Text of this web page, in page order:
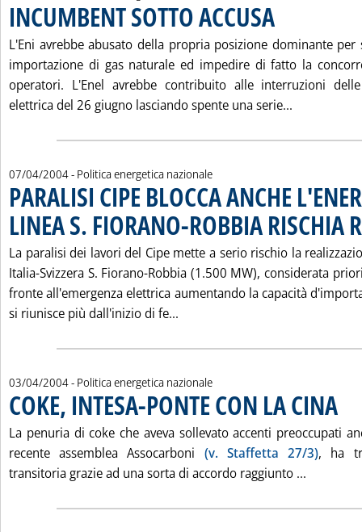
INCUMBENT SOTTO ACCUSA
L'Eni avrebbe abusato della propria posizione dominante per
importazione di gas naturale ed impedire di fatto la
operatori. L'Enel avrebbe contribuito alle interruzioni
elettrica del 26 giugno lasciando spente una serie...
07/04/2004- Politica energetica nazionale
PARALISI CIPE BLOCCA ANCHE
LINEA S. FIORANO-ROBBIA RISCHIA
La paralisi dei lavori del Cipe mette a serio rischio la
Italia-Svizzera S. Fiorano-Robbia (1.500 MW), considerata
fronte all'emergenza elettrica aumentando la capacità
si riunisce più dall'inizio di fe...
03/04/2004- Politica energetica nazionale
COKE, INTESA-PONTE CON LA CINA
La penuria di coke che aveva sollevato accenti preoccupati
recente assemblea Assocarboni (v. Staffetta 27/3), ha
transitoria grazie ad una sorta di accordo raggiunto ...